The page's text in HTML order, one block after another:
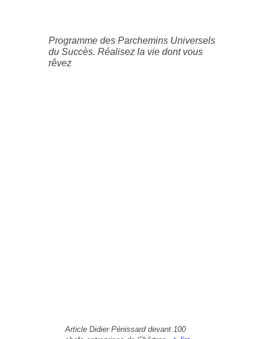
Programme des Parchemins Universels
du Succès. Réalisez la vie dont vous
rêvez
Article Didier Pénissard devant 100